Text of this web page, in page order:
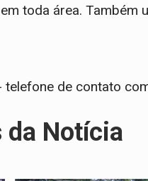
toda área.
telefone de contato
da Notícia